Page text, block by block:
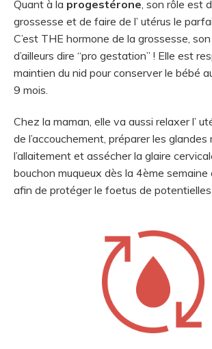
Quant à la progestérone, son rôle est
grossesse et de faire de l’ utérus le
C’est THE hormone de la grossesse,
d’ailleurs dire “pro gestation” ! Elle est
maintien du nid pour conserver le bébé
9 mois.
Chez la maman, elle va aussi relaxer l’
de l’accouchement, préparer les glandes
l’allaitement et assécher la glaire
bouchon muqueux dès la 4ème semaine
afin de protéger le foetus de